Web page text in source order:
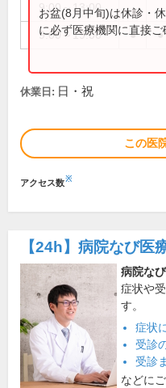
9:00～13:00
9:00～19:00 ● ●
お盆(8月中旬)は休診・
に必ず医療機関に直接ご
休業日: 日・祝
この医
アクセス数※
【24h】 病院なび医
病院な
症状や
す。
症状
受診
受診
などに